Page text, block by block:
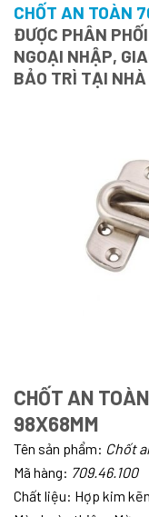
CHỐT AN TOÀN
ĐƯỢC PHÂN
NGOẠI NHẬP,
BẢO TRÌ TẠI
CHỐT AN
98X68MM
Tên sản phẩm: Chốt
Mã hàng: 709.46.100
Chất liệu: Hợp kim